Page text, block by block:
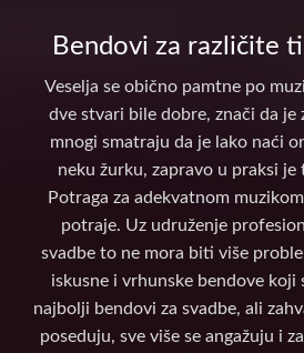
Bendovi za različite
Veselja se obično pamtne po
dve stvari bile dobre, znači da je
mnogi smatraju da je lako naći
neku žurku, zapravo u praksi je
Potraga za adekvatnom
potraje. Uz udruženje
svadbe to ne mora biti više
iskusne i vrhunske bendove koji
najbolji bendovi za svadbe, ali
poseduju, sve više se angažuju i